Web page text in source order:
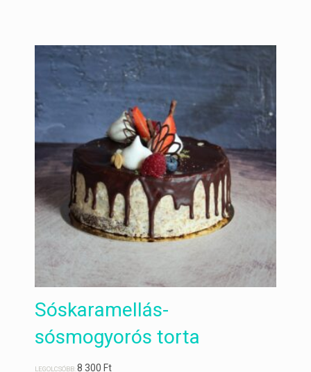
Sóskaramellás-
sósmogyorós torta
LEGOLCSÓBB:8 300Ft